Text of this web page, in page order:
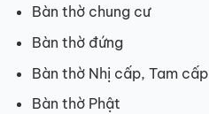
Bàn thờ chung cư
Bàn thờ đứng
Bàn thờ Nhị cấp, Tam cấp
Bàn thờ Phật